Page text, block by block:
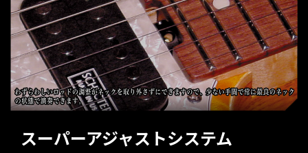
スーパーアジャストシステム